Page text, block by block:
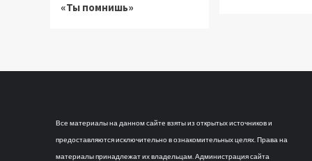
«Ты помнишь»
Все материалы на данном сайте взяты из открытых источников и
предоставляются исключительно в ознакомительных целях. Права на
материалы принадлежат их владельцам. Администрация сайта